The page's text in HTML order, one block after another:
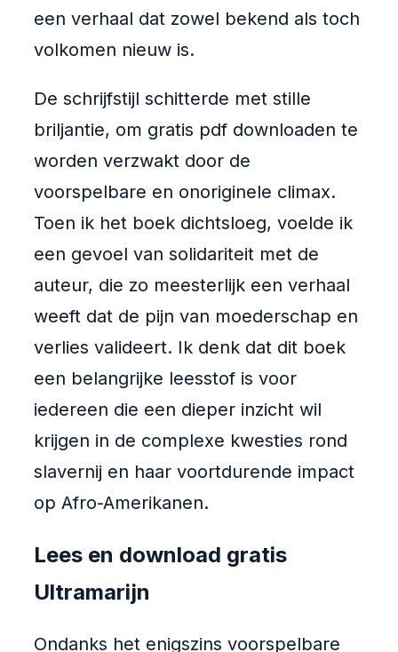
een verhaal dat zowel bekend als toch
volkomen nieuw is.
De schrijfstijl schitterde met stille
briljantie, om gratis pdf downloaden te
worden verzwakt door de
voorspelbare en onoriginele climax.
Toen ik het boek dichtsloeg, voelde ik
een gevoel van solidariteit met de
auteur, die zo meesterlijk een verhaal
weeft dat de pijn van moederschap en
verlies valideert. Ik denk dat dit boek
een belangrijke leesstof is voor
iedereen die een dieper inzicht wil
krijgen in de complexe kwesties rond
slavernij en haar voortdurende impact
op Afro-Amerikanen.
Lees en download gratis
Ultramarijn
Ondanks het enigszins voorspelbare